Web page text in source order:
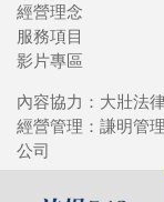
經營理念
服務項目
影片專區
內容協力：大壯法
經營管理：謙明管
公司